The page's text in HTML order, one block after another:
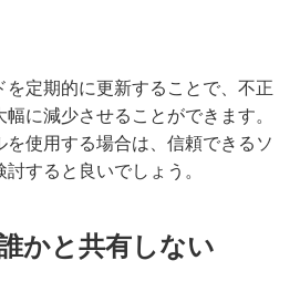
を定期的に更新することで、不正
に減少させることができます。
使用する場合は、信頼できるソ
すると良いでしょう。
かと共有しない